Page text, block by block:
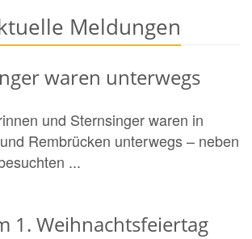
Meldungen
waren unterwegs
und Sternsinger waren in
Rembrücken unterwegs – neben
...
1. Weihnachtsfeiertag